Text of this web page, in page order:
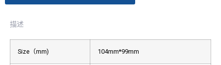
描述
Size（mm) 104mm*99mm